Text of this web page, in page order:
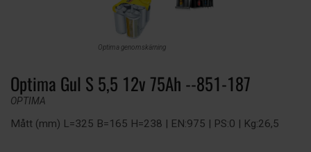
Optima genomskärning
Optima Gul S 5,5 12v 75Ah --851-187
OPTIMA
Mått (mm) L=325 B=165 H=238 | EN:975 | PS:0 | Kg:26,5